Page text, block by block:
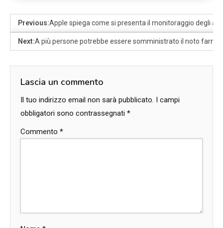
Previous:Apple spiega come si presenta il monitoraggio degli
Next:A più persone potrebbe essere somministrato il noto
Lascia un commento
Il tuo indirizzo email non sarà pubblicato. I campi
obbligatori sono contrassegnati *
Commento *